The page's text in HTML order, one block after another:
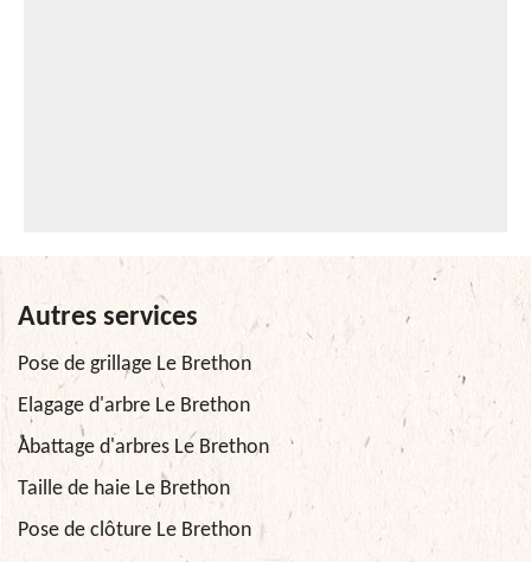
Autres services
Pose de grillage Le Brethon
Elagage d'arbre Le Brethon
Abattage d'arbres Le Brethon
Taille de haie Le Brethon
Pose de clôture Le Brethon